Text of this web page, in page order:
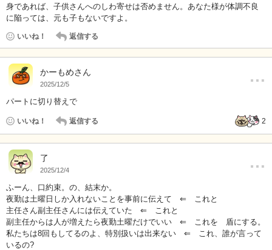
身であれば、子供さんへのしわ寄せは否めません。あなた様が体調不良
に陥っては、元も子もないですよ。
いいね！ 返信する
かーもめさん
2025/12/5 …
パートに切り替えで
いいね！ 返信する 2
了
2025/12/4 …
ふーん、口約束。の、結末か。
夜勤は土曜日しか入れないことを事前に伝えて ⇐ これと
主任さん副主任さんには伝えていた ⇐ これと
副主任からは人が増えたら夜勤土曜だけでいい ⇐ これを 盾にする。
私たちは8回もしてるのよ、特別扱いは出来ない ⇐ これ、誰が言って
いるの?